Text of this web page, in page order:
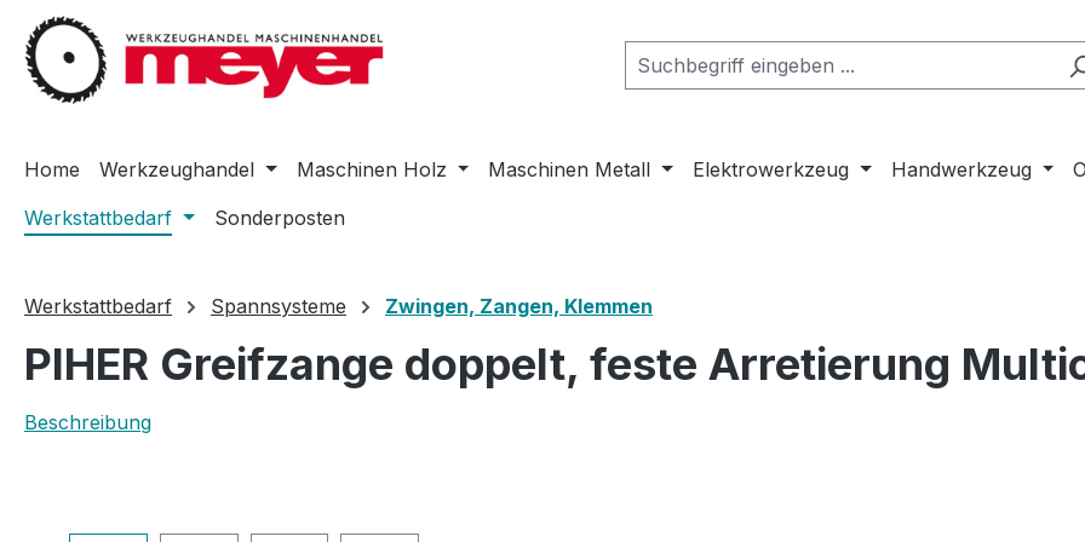
Hauptinhalt springen
Zur Suche springen
Zur Hauptnavigation springen
Home Werkzeughandel Maschinen Holz Maschinen Metall Elektrowerkzeug Handwerkzeug
Werkstattbedarf
Sonderposten
Werkstattbedarf Spannsysteme Zwingen, Zangen, Klemmen
PIHER Greifzange doppelt, feste Arretierung
Beschreibung